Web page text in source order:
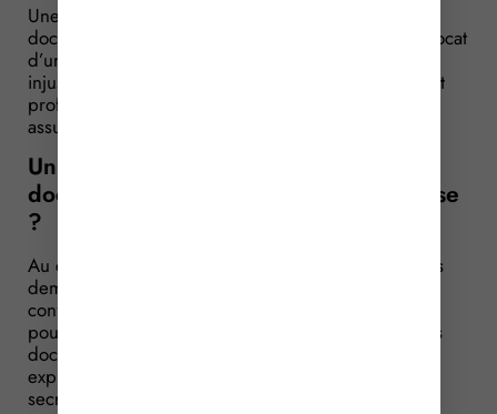
Une société refuse de communiquer certains
documents relevant du « secret des affaires » à l’avocat
d’une société avec laquelle elle est en litige. Refus
injustifié selon l’avocat qui estime que tenu au secret
professionnel, la protection de ces documents est
assurée. Qui a raison ?
Un secret professionnel étendu aux
documents détenus par la partie adverse
?
Au cours d’un litige entre 2 sociétés, un des avocats
demande à pouvoir consulter certains documents
confidentiels détenus par la partie adverse afin de
pouvoir respecter le principe du contradictoire. Ces
documents relevant du « secret des affaires », il
explique qu’il peut les consulter car il est tenu au
secret professionnel.